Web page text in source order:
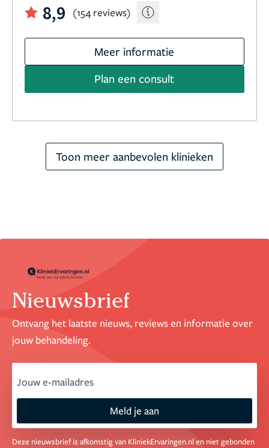
8,9
(154 reviews)
Meer informatie
Plan een consult
Toon meer aanbevolen klinieken
Nieuwsbrief
Ontvang het laatste nieuws, reviews en informatie over
jouw behandeling.
Meld je aan
Deze nieuwsbrief is afkomstig van KliniekErvaringen.nl en niet gebonden